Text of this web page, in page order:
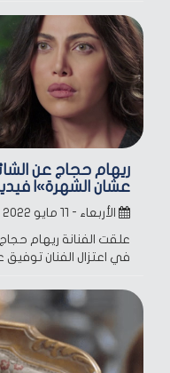
ريهام حجاج عن
عشان الشهرة»|
الأربعاء - ١١ مايو ٢٠٢٢
علقت الفنانة ريهام
في اعتزال الفنان توفيق